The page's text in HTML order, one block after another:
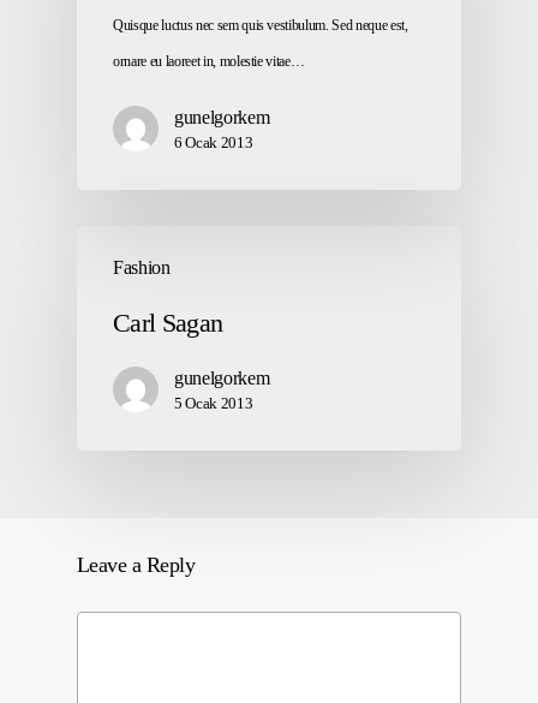
Quisque luctus nec sem quis vestibulum. Sed neque est,
ornare eu laoreet in, molestie vitae…
gunelgorkem
6 Ocak 2013
Fashion
Carl Sagan
gunelgorkem
5 Ocak 2013
Leave a Reply